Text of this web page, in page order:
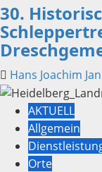
30.
Hans Joachim
AKTUELL
Allgemein
Orte